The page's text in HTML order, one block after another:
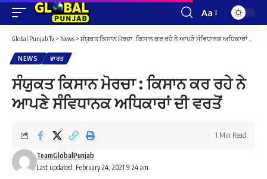
Font
Resizer
Aa
Global Punjab Tv > News > ਸੰਯੁਕਤ ਕਿਸਾਨ ਮੋਰਚਾ : ਕਿਸਾਨ ਕਰ ਰਹੇ ਨੇ ਆਪਣੇ ਸੰਵਿਧਾਨਕ ਅਧਿਕਾਰਾਂ ਦੀ ਵਰਤੋਂ
NEWS ਭਾਰਤ
ਸੰਯੁਕਤ ਕਿਸਾਨ ਮੋਰਚਾ : ਕਿਸਾਨ ਕਰ ਰਹੇ ਨੇ
ਆਪਣੇ ਸੰਵਿਧਾਨਕ ਅਧਿਕਾਰਾਂ ਦੀ ਵਰਤੋਂ
Last updated: February 24, 2021 9:24 am
TeamGlobalPunjab
1 Min Read